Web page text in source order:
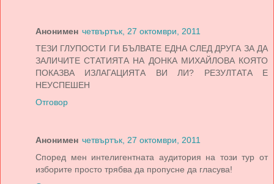
Анонимен четвъртък, 27 октомври, 2011
ТЕЗИ ГЛУПОСТИ ГИ БЪЛВАТЕ ЕДНА СЛЕД ДРУГА ЗА ДА
ЗАЛИЧИТЕ СТАТИЯТА НА ДОНКА МИХАЙЛОВА КОЯТО
ПОКАЗВА ИЗЛАГАЦИЯТА ВИ ЛИ? РЕЗУЛТАТА Е
НЕУСПЕШЕН
Отговор
Анонимен четвъртък, 27 октомври, 2011
Според мен интелигентната аудитория на този тур от
изборите просто трябва да пропусне да гласува!